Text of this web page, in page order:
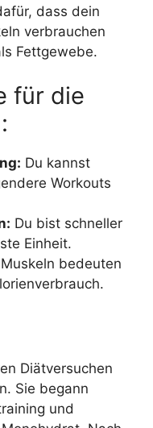
dass dein
verbrauchen
Fettgewebe.
für die
Du kannst
Workouts
Du bist schneller
Einheit.
bedeuten
Diätversuchen
Sie begann
und